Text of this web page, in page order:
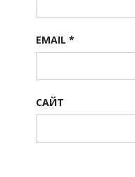
EMAIL *
САЙТ